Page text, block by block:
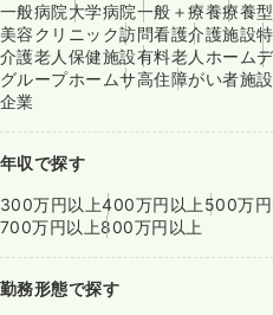
一般病院大学病院一般＋療養療養
美容クリニック訪問看護介護施設
介護老人保健施設有料老人ホーム
グループホームサ高住障がい者施設
企業
年収で探す
300万円以上400万円以上 500万円
700万円以上800万円以上
勤務形態で探す